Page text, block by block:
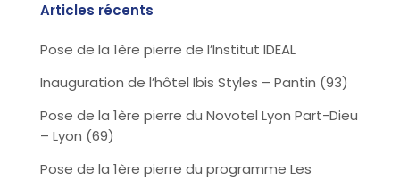
Articles récents
Pose de la 1ère pierre de l’Institut IDEAL
Inauguration de l’hôtel Ibis Styles – Pantin (93)
Pose de la 1ère pierre du Novotel Lyon Part-Dieu
– Lyon (69)
Pose de la 1ère pierre du programme Les